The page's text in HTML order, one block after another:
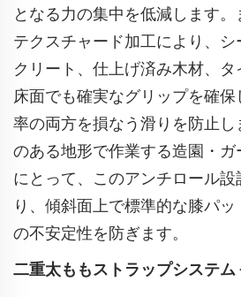
となる力の集中を低減します
テクスチャード加工により、
クリート、仕上げ済み木材、
床面でも確実なグリップを確
率の両方を損なう滑りを防止
のある地形で作業する造園・
にとって、このアンチロール設
り、傾斜面上で標準的な膝パ
の不安定性を防ぎます。
二重太ももストラップシステム